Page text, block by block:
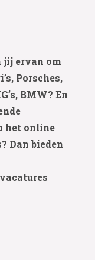
jij ervan om
Porsches,
BMW? En
het online
Dan bieden